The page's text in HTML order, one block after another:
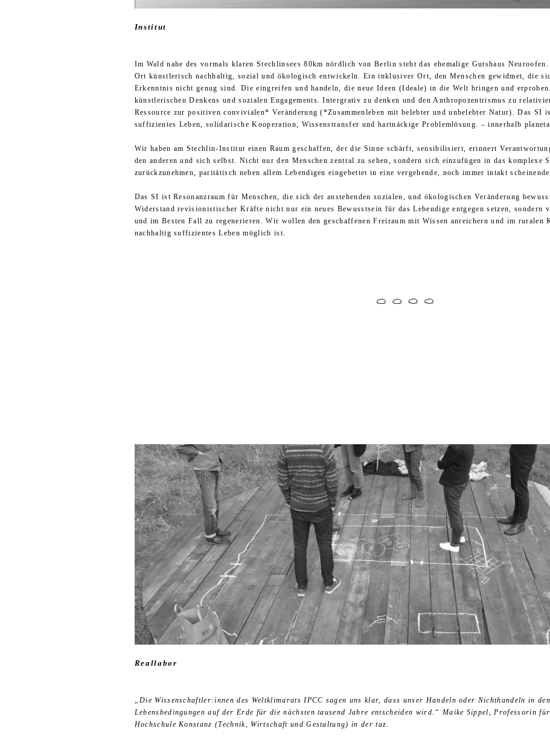
Institut
Im Wald nahe des vormals klaren Stechlinsees 80km nördlich von Berlin steht das ehemalige Gutshaus
Ort künstlerisch nachhaltig, sozial und ökologisch entwickeln. Ein inklusiver Ort, den Menschen gewidmet, die
Erkenntnis nicht genug sind. Die eingreifen und handeln, die neue Ideen (Ideale) in die Welt bringen und
künstlerischen Denkens und sozialen Engagements. Intergrativ zu denken und den Anthropozentrismus zu
Ressource zur positiven convivialen* Veränderung (*Zusammenleben mit belebter und unbelebter Natur). Das SI
suffizientes Leben, solidarische Kooperation, Wissenstransfer und hartnäckige Problemlösung. – innerhalb
Wir haben am Stechlin-Institut einen Raum geschaffen, der die Sinne schärft, sensibilisiert, erinnert
den anderen und sich selbst. Nicht nur den Menschen zentral zu sehen, sondern sich einzufügen in das komplexe
zurückzunehmen, paritätisch neben allem Lebendigen eingebettet in eine vergehende, noch immer intakt
Das SI ist Resonanzraum für Menschen, die sich der anstehenden sozialen, und ökologischen Veränderung
Widerstand revisionistischer Kräfte nicht nur ein neues Bewusstsein für das Lebendige entgegen setzen, sondern
und im Besten Fall zu regenerieren. Wir wollen den geschaffenen Freiraum mit Wissen anreichern und im ruralen
nachhaltig suffizientes Leben möglich ist.
Reallabor
„Die Wis­sen­schaft­le­r:in­nen des Weltklimarats IPCC sagen uns klar, dass unser Handeln oder Nichthandeln in
Lebensbedingungen auf der Erde für die nächsten tausend Jahre entscheiden wird.“ Maike Sippel, Professorin
Hochschule Konstanz (Technik, Wirtschaft und Gestaltung) in der taz